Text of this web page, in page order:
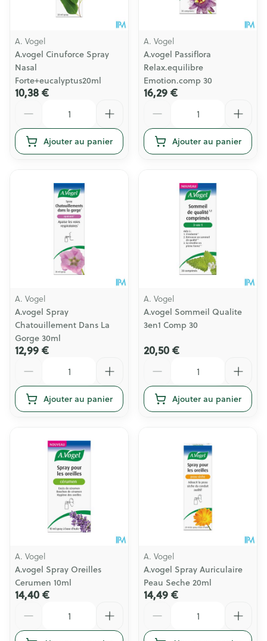
A. Vogel
A.vogel Cinuforce Spray
Nasal
Forte+eucalyptus20ml
10,38 €
Ajouter au panier
A. Vogel
A.vogel Passiflora
Relax.equilibre
Emotion.comp 30
16,29 €
Ajouter au panier
A. Vogel
A.vogel Spray
Chatouillement Dans La
Gorge 30ml
12,99 €
Ajouter au panier
A. Vogel
A.vogel Sommeil Qualite
3en1 Comp 30
20,50 €
Ajouter au panier
A. Vogel
A.vogel Spray Oreilles
Cerumen 10ml
14,40 €
A. Vogel
A.vogel Spray Auriculaire
Peau Seche 20ml
14,49 €